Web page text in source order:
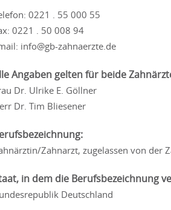
0221 . 55 000 55
0221 . 50 008 94
info@gb-zahnaerzte.de
Angaben gelten für beide
Dr. Ulrike E. Göllner
Dr. Tim Bliesener
Zahnarzt, zugelassen von der
in dem die Berufsbezeichnung
Deutschland